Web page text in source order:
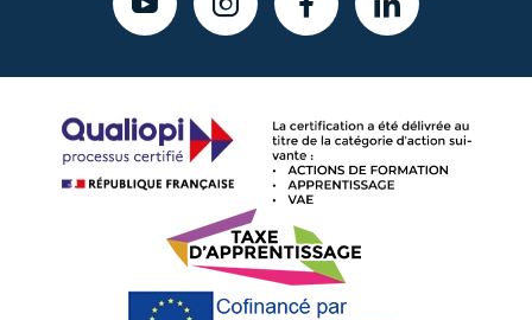
YOUTUBEINSTAGRAMFACEBOOKLINKEDIN